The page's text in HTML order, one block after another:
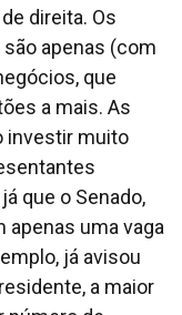
direita. Os
apenas (com
que
a mais. As
investir muito
que o Senado,
apenas uma vaga
já avisou
a maior